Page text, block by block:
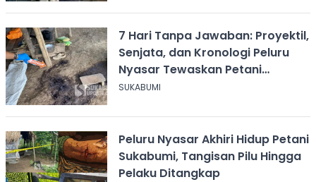
7 Hari Tanpa Jawaban: Proyektil,
Senjata, dan Kronologi Peluru
Nyasar Tewaskan Petani
Sukabumi
SUKABUMI
Peluru Nyasar Akhiri Hidup Petani
Sukabumi, Tangisan Pilu Hingga
Pelaku Ditangkap